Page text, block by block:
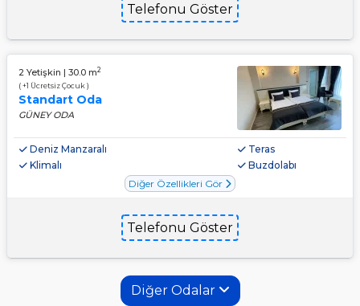
Telefonu Göster
2 Yetişkin | 30.0 m2
( +1 Ücretsiz Çocuk )
Standart Oda
GÜNEY ODA
Deniz Manzaralı
Teras
Klimalı
Buzdolabı
Diğer Özellikleri Gör
Telefonu Göster
Diğer Odalar